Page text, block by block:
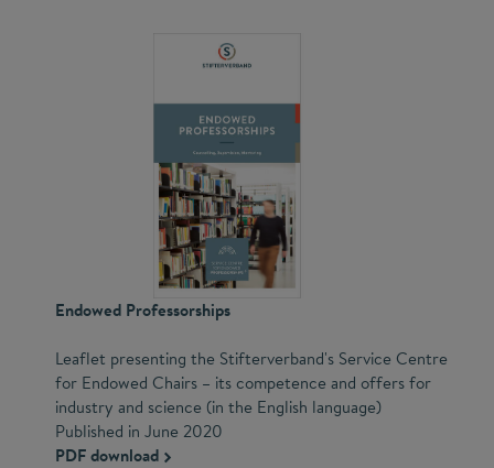
Endowed Professorships
Leaflet presenting the Stifterverband's Service Centre
for Endowed Chairs – its competence and offers for
industry and science (in the English language)
Published in June 2020
PDF download